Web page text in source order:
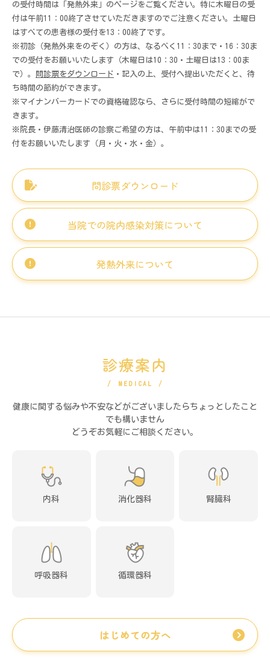
の受付時間は「発熱外来」のページをご覧ください。特に木曜日の受
付は午前11：00終了させていただきますのでご注意ください。土曜日
はすべての患者様の受付を13：00終了です。
※初診（発熱外来をのぞく）の方は、なるべく11：30まで・16：30ま
での受付をお願いいたします（木曜日は10：30・土曜日は13：00ま
で）。 問診票をダウンロード ・記入の上、受付へ提出いただくと、待
ち時間の節約ができます。
※マイナンバーカードでの資格確認なら、さらに受付時間の短縮がで
きます。
※院長・伊藤清治医師の診察ご希望の方は、午前中は11：30までの受
付をお願いいたします（月・火・水・金）。
問診票ダウンロード
当院での院内感染対策について
発熱外来について
診療案内
MEDICAL
健康に関する悩みや不安などがございましたらちょっとしたこと
でも構いません
どうぞお気軽にご相談ください。
内科 消化器科 腎臓科
呼吸器科 循環器科
はじめての方へ